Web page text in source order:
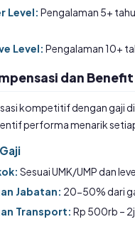
Level: Pengalaman 5+
Level: Pengalaman 10+
dan Benefit
kompetitif dengan gaji
performa menarik
Sesuai UMK/UMP dan
Jabatan: 20-50% dari
Transport: Rp 500rb –